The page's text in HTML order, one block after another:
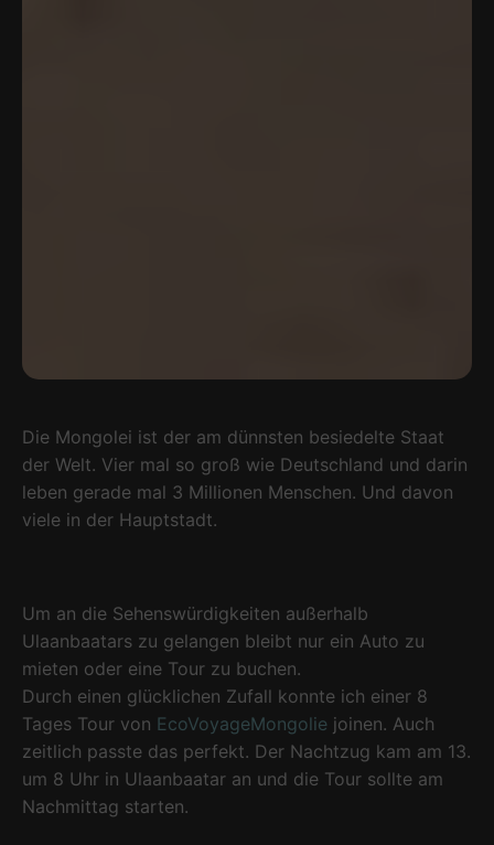
Die Mongolei ist der am dünnsten besiedelte Staat
der Welt. Vier mal so groß wie Deutschland und darin
leben gerade mal 3 Millionen Menschen. Und davon
viele in der Hauptstadt.
Um an die Sehenswürdigkeiten außerhalb
Ulaanbaatars zu gelangen bleibt nur ein Auto zu
mieten oder eine Tour zu buchen.
Durch einen glücklichen Zufall konnte ich einer 8
Tages Tour von EcoVoyageMongolie joinen. Auch
zeitlich passte das perfekt. Der Nachtzug kam am 13.
um 8 Uhr in Ulaanbaatar an und die Tour sollte am
Nachmittag starten.